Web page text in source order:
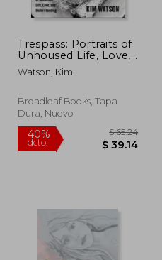
Trespass: Portraits of
Unhoused Life, Love,
and Understanding
(en Inglés)
Watson, Kim
Broadleaf Books, Tapa
Dura, Nuevo